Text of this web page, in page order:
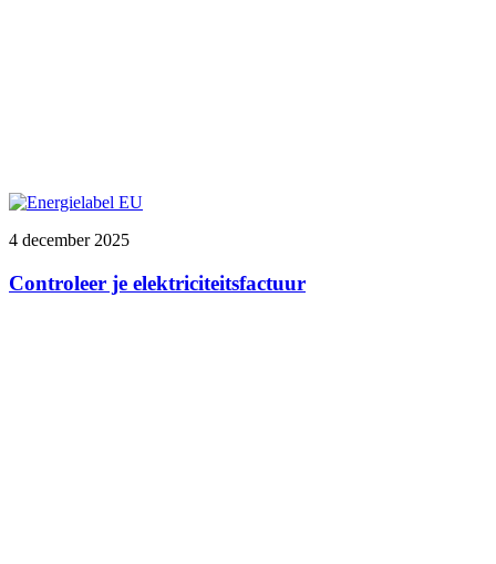
4 december 2025
Controleer je elektriciteitsfactuur